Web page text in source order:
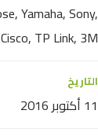
Yamaha, Sony,
TP Link, 3M
التاريخ
11 أكتوبر 2016